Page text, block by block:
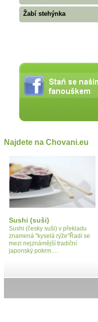
Žabí stehýnka
Najdete na Chovani.eu
Sushi (suši)
Sushi (česky suši) v překladu
znamená "kyselá rýže"Řadí se
mezi nejznámější tradiční
japonský pokrm.…